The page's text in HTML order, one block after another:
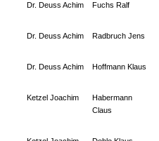
Dr. Deuss Achim Fuchs Ralf
Dr. Deuss Achim Radbruch Jens
Dr. Deuss Achim Hoffmann Klaus
Ketzel Joachim
Habermann
Claus